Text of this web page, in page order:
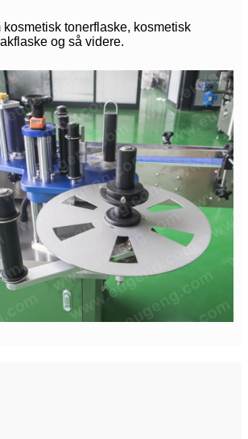
tonerflaske, kosmetisk
og så videre.